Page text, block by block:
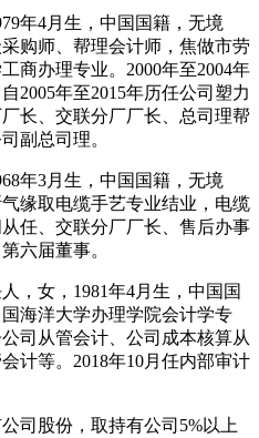
年4月生，中国国籍，无境
购师、帮理会计师，焦做市劳
商办理专业。2000年至2004年
2005年至2015年历任公司塑力
长、交联分厂厂长、总司理帮
副总司理。
年3月生，中国国籍，无境
缘取电缆手艺专业结业，电缆
任、交联分厂厂长、售后办事
六届董事。
女，1981年4月生，中国国
海洋大学办理学院会计学专
司从管会计、公司成本核算从
计等。2018年10月任内部审计
股份，取持有公司5%以上